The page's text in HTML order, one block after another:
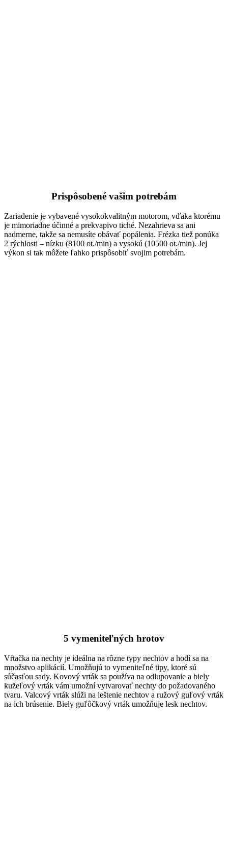
Prispôsobené vašim potrebám
Zariadenie je vybavené vysokokvalitným motorom, vďaka ktorému
je mimoriadne účinné a prekvapivo tiché. Nezahrieva sa ani
nadmerne, takže sa nemusíte obávať popálenia. Frézka tiež ponúka
2 rýchlosti – nízku (8100 ot./min) a vysokú (10500 ot./min). Jej
výkon si tak môžete ľahko prispôsobiť svojim potrebám.
5 vymeniteľných hrotov
Vŕtačka na nechty je ideálna na rôzne typy nechtov a hodí sa na
množstvo aplikácií. Umožňujú to vymeniteľné tipy, ktoré sú
súčasťou sady. Kovový vrták sa používa na odlupovanie a biely
kužeľový vrták vám umožní vytvarovať nechty do požadovaného
tvaru. Valcový vrták slúži na leštenie nechtov a ružový guľový vrták
na ich brúsenie. Biely guľôčkový vrták umožňuje lesk nechtov.